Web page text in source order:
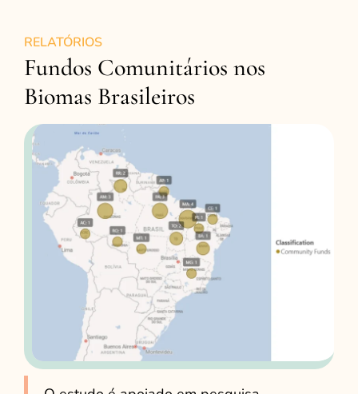
RELATÓRIOS
Fundos Comunitários nos
Biomas Brasileiros